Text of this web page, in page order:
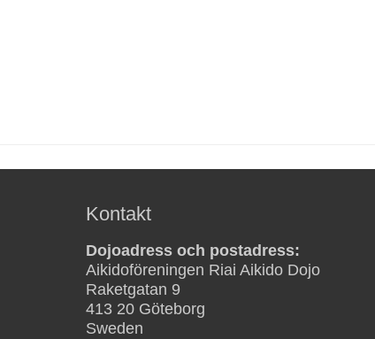
Kontakt
Dojoadress och postadress:
Aikidoföreningen Riai Aikido Dojo
Raketgatan 9
413 20 Göteborg
Sweden